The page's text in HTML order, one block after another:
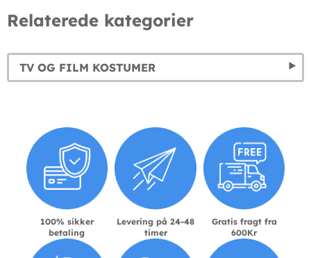
Relaterede kategorier
TV OG FILM KOSTUMER
100% sikker
betaling
Levering på 24-48
timer
Gratis fragt fra
600Kr